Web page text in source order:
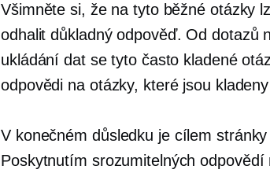
Všimněte si, že na tyto běžné otázky
odhalitdůkladnýodpověď. Od dotazů
ukládání dat se tyto často kladené
odpovědi na otázky, které jsou
V konečném důsledku je cílem stránky
Poskytnutím srozumitelných